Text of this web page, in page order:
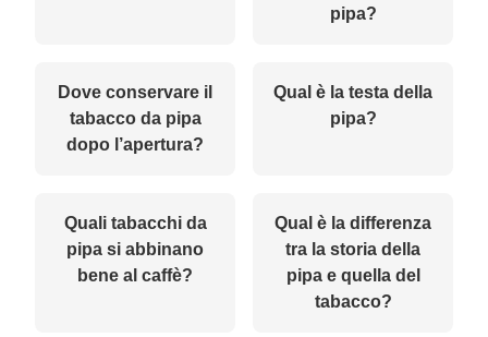
pipa?
Dove conservare il
tabacco da pipa
dopo l’apertura?
Qual è la testa della
pipa?
Quali tabacchi da
pipa si abbinano
bene al caffè?
Qual è la differenza
tra la storia della
pipa e quella del
tabacco?